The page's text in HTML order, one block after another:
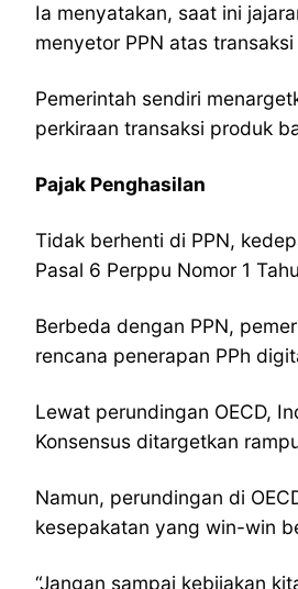
Ia menyatakan, saat ini
menyetor PPN atas
Pemerintah sendiri
perkiraan transaksi produk
Pajak Penghasilan
Tidak berhenti di PPN,
Pasal 6 Perppu Nomor 1
Berbeda dengan PPN,
rencana penerapan PPh
Lewat perundingan OECD,
Konsensus ditargetkan
Namun, perundingan di
kesepakatan yang win-win
“Jangan sampai kebijakan